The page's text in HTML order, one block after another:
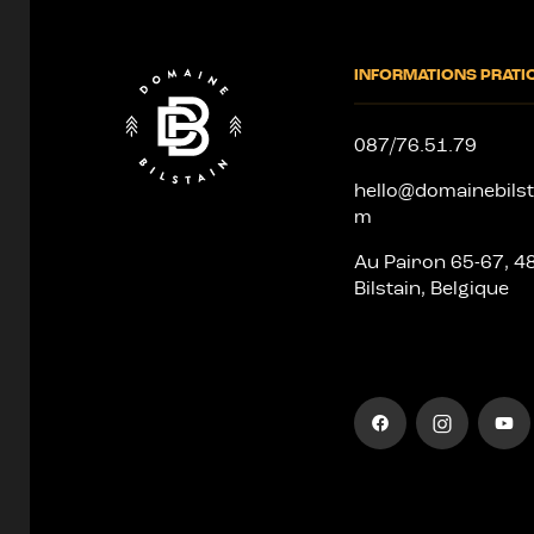
INFORMATIONS
087/76.51.79
m
Au Pairon 65-67,
Bilstain, Belgique
Aller
sur
notre
Aller
sur
notre
Aller
sur
notre